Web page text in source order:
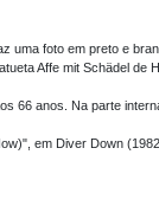
uma foto em preto e
Affe mit Schädel de
66 anos. Na parte
em Diver Down